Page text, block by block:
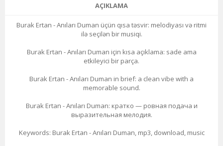
AÇIKLAMA
Burak Ertan - Anıları Duman üçün qısa təsvir: melodiyası və ritmi
ilə seçilən bir musiqi.
Burak Ertan - Anıları Duman için kısa açıklama: sade ama
etkileyici bir parça.
Burak Ertan - Anıları Duman in brief: a clean vibe with a
memorable sound.
Burak Ertan - Anıları Duman: кратко — ровная подача и
выразительная мелодия.
Keywords: Burak Ertan - Anıları Duman, mp3, download, music